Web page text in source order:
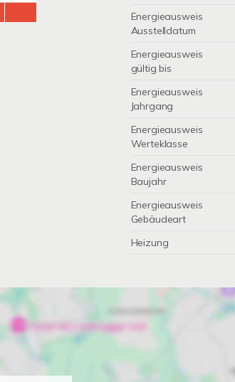
Energieausweis
Ausstelldatum
Energieausweis
gültig bis
Energieausweis
Jahrgang
Energieausweis
Werteklasse
Energieausweis
Baujahr
Energieausweis
Gebäudeart
Heizung